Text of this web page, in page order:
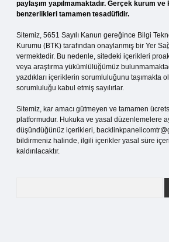
paylaşım yapılmamaktadır. Gerçek kurum
benzerlikleri tamamen tesadüfidir.
Sitemiz, 5651 Sayılı Kanun gereğince Bilgi
Kurumu (BTK) tarafından onaylanmış bir Yer
vermektedir. Bu nedenle, sitedeki içerikleri
veya araştırma yükümlülüğümüz
yazdıkları içeriklerin sorumluluğunu taşımakta
sorumluluğu kabul etmiş sayılırlar.
Sitemiz, kar amacı gütmeyen ve tamamen
platformudur. Hukuka ve yasal düzenlemelere
düşündüğünüz içerikleri,
bildirmeniz halinde, ilgili içerikler yasal süre
kaldırılacaktır.